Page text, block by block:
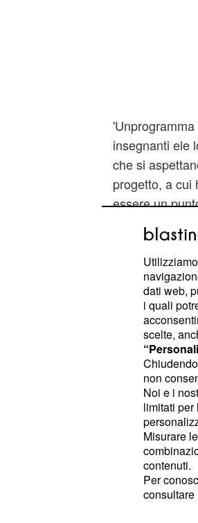
insegnanti ele
che si
progetto, a cui
essere un
Milano
Milano
però restano
città diversa:
zona nord-
spesso ci
neanche
dati web,
i quali
scelte,
non
Noi e i
limitati
Misurare
contenuti.
Per
consultare